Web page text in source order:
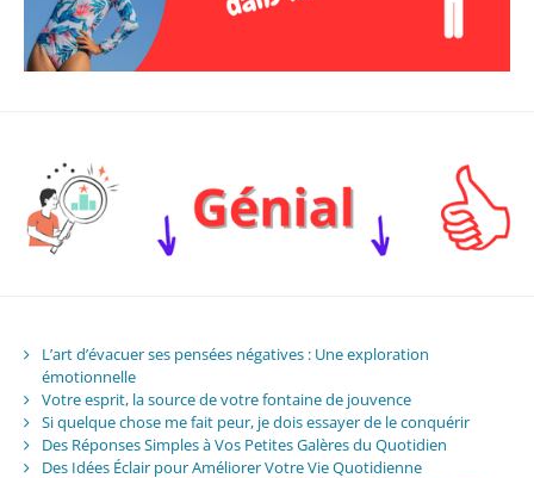
L’art d’évacuer ses pensées négatives : Une exploration
émotionnelle
Votre esprit, la source de votre fontaine de jouvence
Si quelque chose me fait peur, je dois essayer de le conquérir
Des Réponses Simples à Vos Petites Galères du Quotidien
Des Idées Éclair pour Améliorer Votre Vie Quotidienne